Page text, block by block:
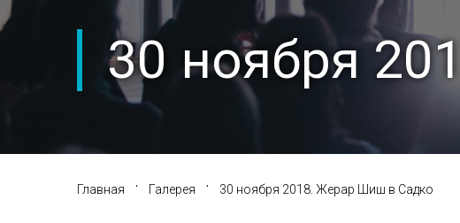
Ортодонтия
30 ноября
Главная · Галерея · 30 ноября 2018. Жерар Шиш в Садко